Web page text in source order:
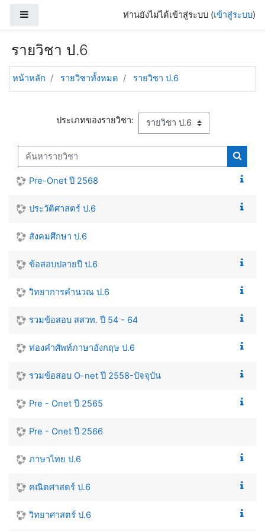
ท่านยังไม่ได้เข้าสู่ระบบ (เข้าสู่ระบบ)
รายวิชา ป.6
หน้าหลัก รายวิชาทั้งหมด รายวิชา ป.6
ประเภทของรายวิชา:
ค้นหารายวิชา
ค้นหา
Pre-Onet ปี 2568
ประวัติศาสตร์ ป.6
สังคมศึกษา ป.6
ข้อสอบปลายปี ป.6
วิทยาการคำนวณ ป.6
รวมข้อสอบ สสวท. ปี 54 - 64
ท่องคำศัพท์ภาษาอังกฤษ ป.6
รวมข้อสอบ O-net ปี 2558-ปัจจุบัน
Pre - Onet ปี 2565
Pre - Onet ปี 2566
ภาษาไทย ป.6
คณิตศาสตร์ ป.6
วิทยาศาสตร์ ป.6